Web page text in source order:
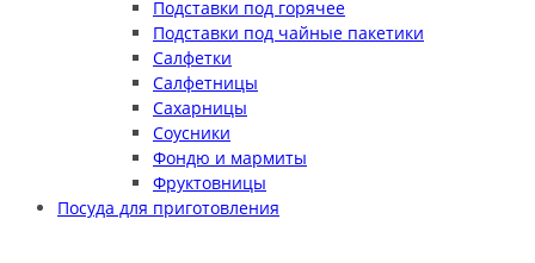
Подставки под горячее
Подставки под чайные пакетики
Салфетки
Салфетницы
Сахарницы
Соусники
Фондю и мармиты
Фруктовницы
Посуда для приготовления